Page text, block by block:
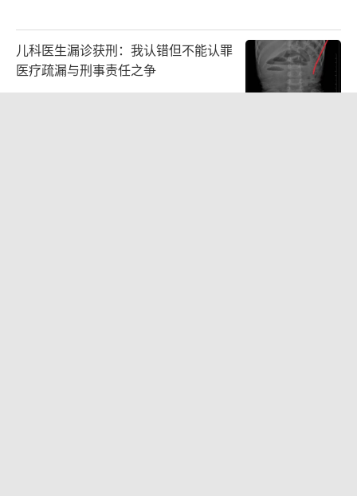
儿科医生漏诊获刑：我认错但不能认罪
医疗疏漏与刑事责任之争
2026-08-06 13:45:15